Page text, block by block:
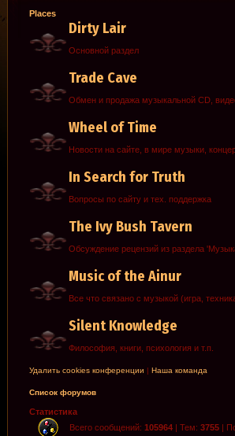
Places
Dirty Lair
Основной раздел
Trade Cave
Обмен и продажа музыкальной CD,
Wheel of Time
Новости на сайте, в мире музыки,
In Search for Truth
Вопросы по сайту и тех. поддержка
The Ivy Bush Tavern
Обсуждение рецензий из раздела
Music of the Ainur
Все что связано с музыкой (игра,
Silent Knowledge
Философия, книги, психология и т.п.
Удалить cookies конференции | Наша команда
Список форумов
Статистика
Всего сообщений: 105964 | Тем: 3755 |